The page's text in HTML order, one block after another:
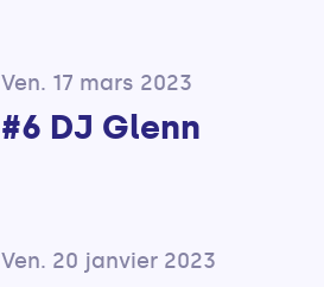
Ven. 17 mars 2023
#6 DJ Glenn
Ven. 20 janvier 2023